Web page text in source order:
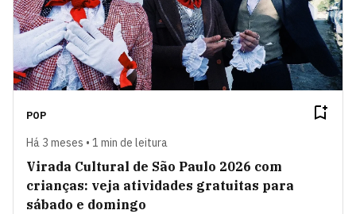
POP
Há 3 meses • 1 min de leitura
Virada Cultural de São Paulo 2026 com
crianças: veja atividades gratuitas para
sábado e domingo